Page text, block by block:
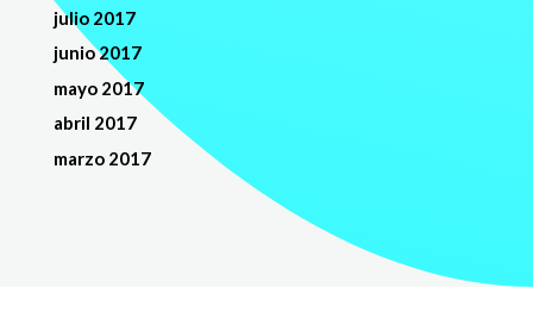
julio 2017
junio 2017
mayo 2017
abril 2017
marzo 2017